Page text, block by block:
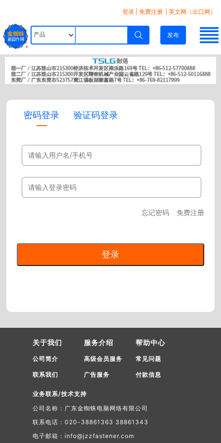
登录 免费注册 | 英文网（出口网）
发布
密码登录 验证码登录
忘记密码 免费注册
关于我们
公司简介
联系我们
服务介绍
高级会员服务
广告服务
帮助中心
常见问题
付款信息
业务联系/技术支持
公司名称：广东金蜘蛛电脑网络有限公司
联系电话：020-38861363 38861343
电子邮箱：info@jzzfastener.com